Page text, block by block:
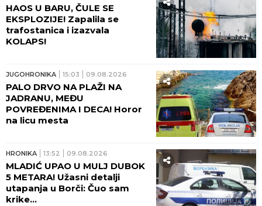
HAOS U BARU, ČULE SE
EKSPLOZIJE! Zapalila se
trafostanica i izazvala
KOLAPS!
JUGOHRONIKA 15:03 09.08.2026
PALO DRVO NA PLAŽI NA
JADRANU, MEĐU
POVREĐENIMA I DECA! Horor
na licu mesta
HRONIKA 13:52 09.08.2026
MLADIĆ UPAO U MULJ DUBOK
5 METARA! Užasni detalji
utapanja u Borči: Čuo sam
krike...